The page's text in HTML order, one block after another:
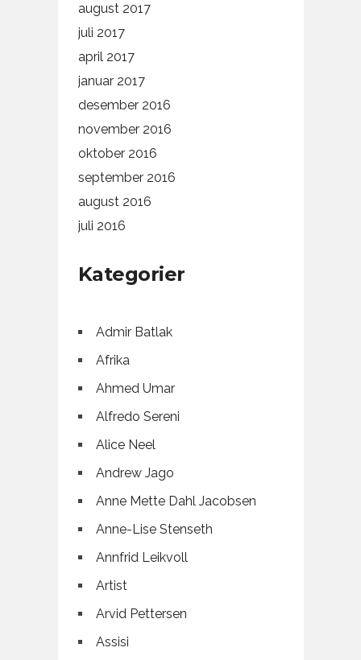
august 2017
juli 2017
april 2017
januar 2017
desember 2016
november 2016
oktober 2016
september 2016
august 2016
juli 2016
Kategorier
Admir Batlak
Afrika
Ahmed Umar
Alfredo Sereni
Alice Neel
Andrew Jago
Anne Mette Dahl Jacobsen
Anne-Lise Stenseth
Annfrid Leikvoll
Artist
Arvid Pettersen
Assisi